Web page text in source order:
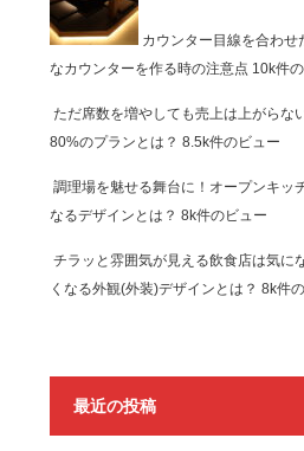
カウンター目線を合わせ
なカウンターを作る時の注意点 10k件
ただ席数を増やしても売上は上がらな
80%のプランとは？ 8.5k件のビュー
調理場を魅せる舞台に！オープンキッ
なるデザインとは？ 8k件のビュー
チラッと雰囲気が見える飲食店は気に
くなる外観(外装)デザインとは？ 8k件
最近の投稿